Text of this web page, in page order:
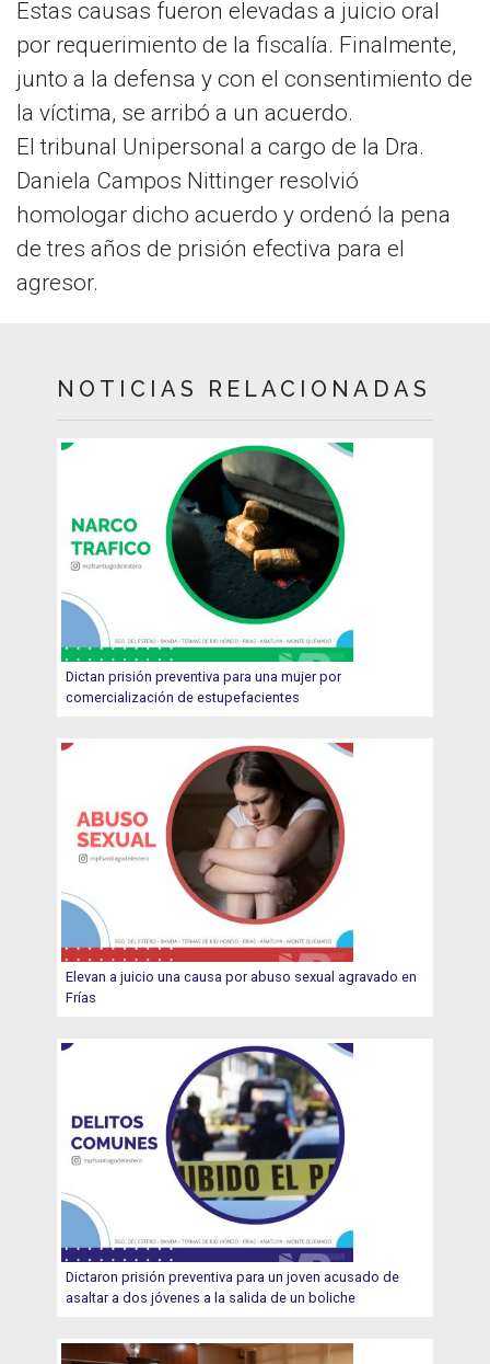
Estas causas fueron elevadas a juicio oral
por requerimiento de la fiscalía. Finalmente,
junto a la defensa y con el consentimiento de
la víctima, se arribó a un acuerdo.
El tribunal Unipersonal a cargo de la Dra.
Daniela Campos Nittinger resolvió
homologar dicho acuerdo y ordenó la pena
de tres años de prisión efectiva para el
agresor.
NOTICIAS RELACIONADAS
Dictan prisión preventiva para una mujer por
comercialización de estupefacientes
Elevan a juicio una causa por abuso sexual agravado en
Frías
Dictaron prisión preventiva para un joven acusado de
asaltar a dos jóvenes a la salida de un boliche